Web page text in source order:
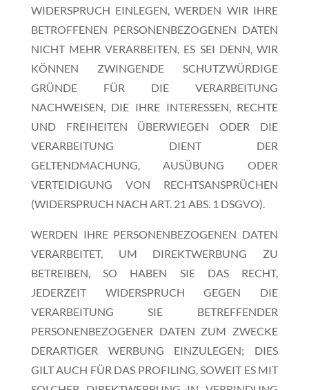
WIDERSPRUCH EINLEGEN, WERDEN WIR IHRE
BETROFFENEN PERSONENBEZOGENEN DATEN
NICHT MEHR VERARBEITEN, ES SEI DENN, WIR
KÖNNEN ZWINGENDE SCHUTZWÜRDIGE
GRÜNDE FÜR DIE VERARBEITUNG
NACHWEISEN, DIE IHRE INTERESSEN, RECHTE
UND FREIHEITEN ÜBERWIEGEN ODER DIE
VERARBEITUNG DIENT DER
GELTENDMACHUNG, AUSÜBUNG ODER
VERTEIDIGUNG VON RECHTSANSPRÜCHEN
(WIDERSPRUCH NACH ART. 21 ABS. 1 DSGVO).
WERDEN IHRE PERSONENBEZOGENEN DATEN
VERARBEITET, UM DIREKTWERBUNG ZU
BETREIBEN, SO HABEN SIE DAS RECHT,
JEDERZEIT WIDERSPRUCH GEGEN DIE
VERARBEITUNG SIE BETREFFENDER
PERSONENBEZOGENER DATEN ZUM ZWECKE
DERARTIGER WERBUNG EINZULEGEN; DIES
GILT AUCH FÜR DAS PROFILING, SOWEIT ES MIT